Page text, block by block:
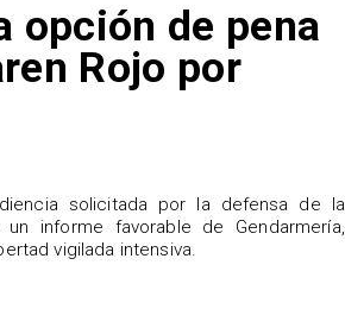
opción de pena
Rojo por
solicitada por la defensa de la
informe favorable de Gendarmería,
vigilada intensiva.